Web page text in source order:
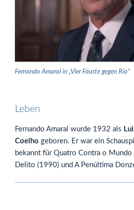
Fernando Amaral in „Vier Fäuste gegen Rio“
Leben
Fernando Amaral wurde 1932 als
Coelho geboren. Er war ein
bekannt für Quatro Contra o
Delito (1990) und A Penúltima